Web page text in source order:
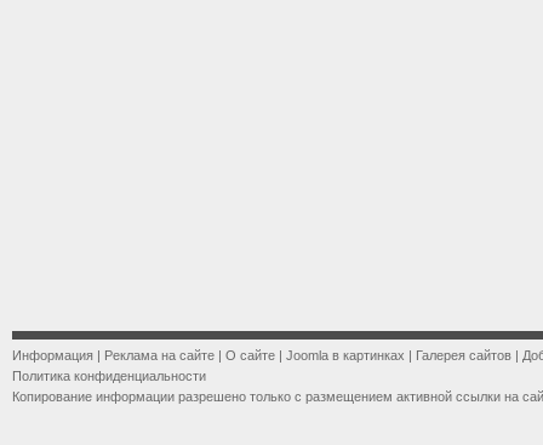
Информация | Реклама на сайте | О сайте | Joomla в картинках | Галерея сайтов |
Политика конфиденциальности
Копирование информации разрешено только с размещением активной ссылки на